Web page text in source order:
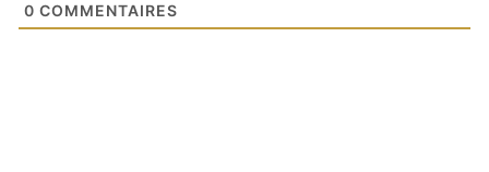
0 COMMENTAIRES